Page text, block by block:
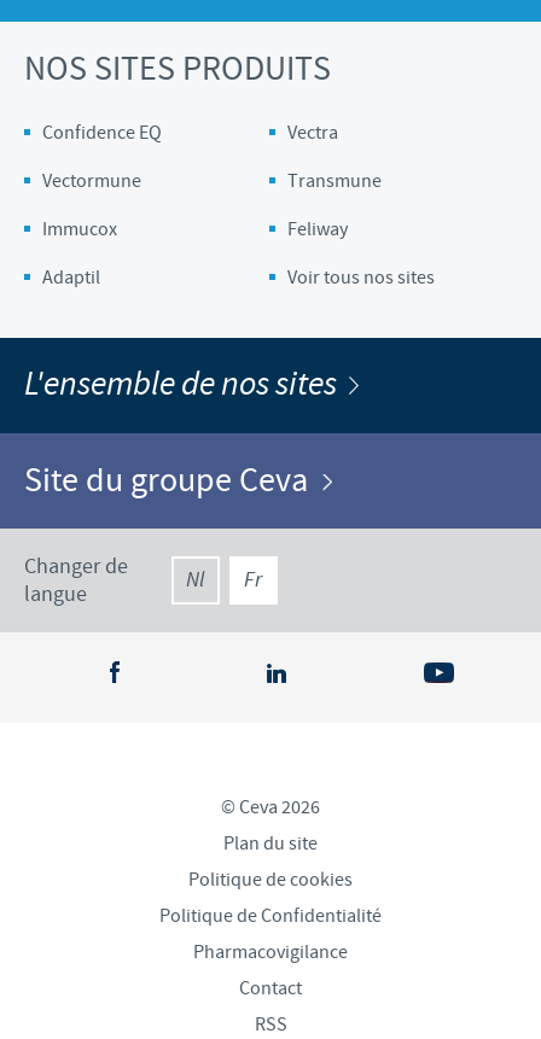
NOS SITES PRODUITS
Confidence EQ
Vectra
Vectormune
Transmune
Immucox
Feliway
Adaptil
Voir tous nos sites
L'ensemble de nos sites
Site du groupe Ceva
Changer de
langue
Nl Fr
© Ceva 2026
Plan du site
Politique de cookies
Politique de Confidentialité
Pharmacovigilance
Contact
RSS